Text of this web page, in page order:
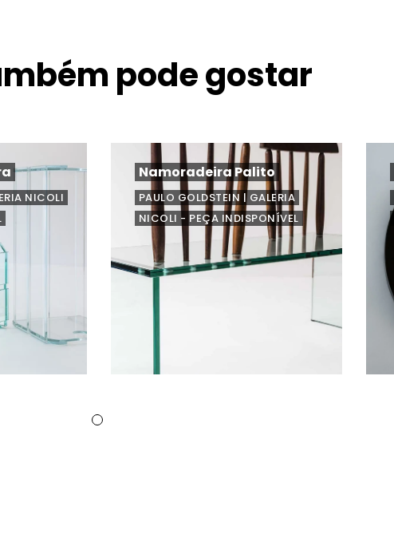
pode gostar
NICOLI
Namoradeira Palito
PAULO GOLDSTEIN | GALERIA
NICOLI - PEÇA INDISPONÍVEL